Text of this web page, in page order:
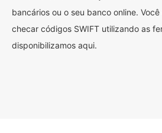
bancários ou o seu banco online.
checar códigos SWIFT utilizando as
disponibilizamos aqui.